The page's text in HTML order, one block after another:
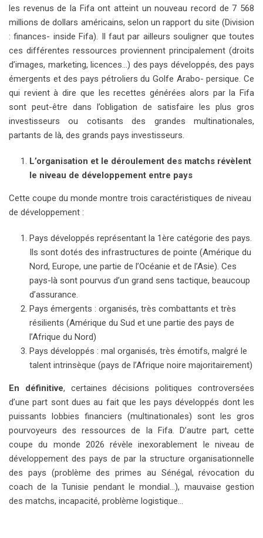
les revenus de la Fifa ont atteint un nouveau record de 7 568
millions de dollars américains, selon un rapport du site (Division
: finances- inside Fifa). Il faut par ailleurs souligner que toutes
ces différentes ressources proviennent principalement (droits
d’images, marketing, licences…) des pays développés, des pays
émergents et des pays pétroliers du Golfe Arabo- persique. Ce
qui revient à dire que les recettes générées alors par la Fifa
sont peut-être dans l’obligation de satisfaire les plus gros
investisseurs ou cotisants des grandes multinationales,
partants de là, des grands pays investisseurs.
L’organisation et le déroulement des matchs révèlent
le niveau de développement entre pays
Cette coupe du monde montre trois caractéristiques de niveau
de développement :
Pays développés représentant la 1ère catégorie des pays.
Ils sont dotés des infrastructures de pointe (Amérique du
Nord, Europe, une partie de l’Océanie et de l’Asie). Ces
pays-là sont pourvus d’un grand sens tactique, beaucoup
d’assurance.
Pays émergents : organisés, très combattants et très
résilients (Amérique du Sud et une partie des pays de
l’Afrique du Nord)
Pays développés : mal organisés, très émotifs, malgré le
talent intrinsèque (pays de l’Afrique noire majoritairement)
En définitive, certaines décisions politiques controversées
d’une part sont dues au fait que les pays développés dont les
puissants lobbies financiers (multinationales) sont les gros
pourvoyeurs des ressources de la Fifa. D’autre part, cette
coupe du monde 2026 révèle inexorablement le niveau de
développement des pays de par la structure organisationnelle
des pays (problème des primes au Sénégal, révocation du
coach de la Tunisie pendant le mondial…), mauvaise gestion
des matchs, incapacité, problème logistique…